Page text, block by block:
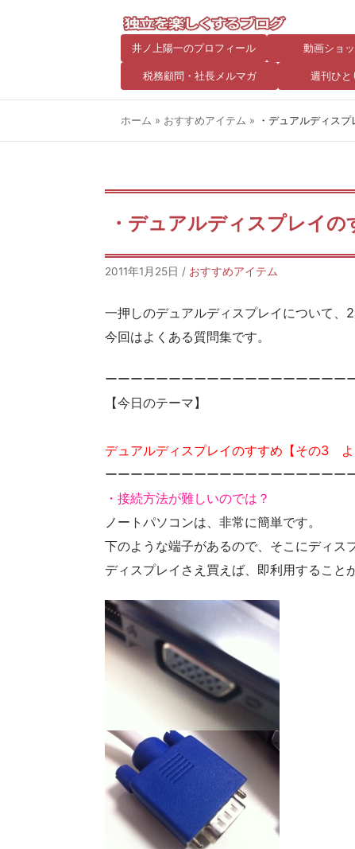
井ノ上陽一のプロフィール 動画ショ
税務顧問・社長メルマガ 週刊ひと
ホーム » おすすめアイテム » ・デュアルディス
・デュアルディスプレイの
2011年1月25日 / おすすめアイテム
一押しのデュアルディスプレイについて、
今回はよくある質問集です。
ーーーーーーーーーーーーーーーーーーー
【今日のテーマ】
デュアルディスプレイのすすめ【その3 よ
ーーーーーーーーーーーーーーーーーーー
・接続方法が難しいのでは？
ノートパソコンは、非常に簡単です。
下のような端子があるので、そこにディス
ディスプレイさえ買えば、即利用すること